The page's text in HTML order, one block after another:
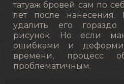
татуаж бровей сам по
лет после нанесения.
удалить его
рисунок. Но если
ошибками и
времени, процесс
проблематичным.